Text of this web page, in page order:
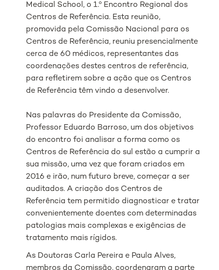
Medical School, o 1.º Encontro Regional dos
Centros de Referência. Esta reunião,
promovida pela Comissão Nacional para os
Centros de Referência, reuniu presencialmente
cerca de 60 médicos, representantes das
coordenações destes centros de referência,
para refletirem sobre a ação que os Centros
de Referência têm vindo a desenvolver.
Nas palavras do Presidente da Comissão,
Professor Eduardo Barroso, um dos objetivos
do encontro foi analisar a forma como os
Centros de Referência do sul estão a cumprir a
sua missão, uma vez que foram criados em
2016 e irão, num futuro breve, começar a ser
auditados. A criação dos Centros de
Referência tem permitido diagnosticar e tratar
convenientemente doentes com determinadas
patologias mais complexas e exigências de
tratamento mais rígidos.
As Doutoras Carla Pereira e Paula Alves,
membros da Comissão, coordenaram a parte